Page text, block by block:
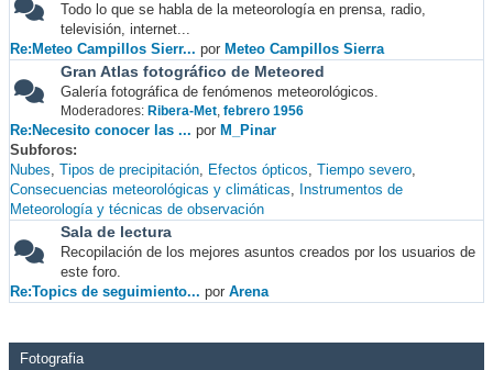
Todo lo que se habla de la meteorología en prensa, radio,
televisión, internet...
Re:Meteo Campillos Sierr... por Meteo Campillos Sierra
Gran Atlas fotográfico de Meteored
Galería fotográfica de fenómenos meteorológicos.
Moderadores: Ribera-Met, febrero 1956
Re:Necesito conocer las ... por M_Pinar
Subforos
Nubes Tipos de precipitación Efectos ópticos Tiempo severo
Consecuencias meteorológicas y climáticas
Instrumentos de
Meteorología y técnicas de observación
Sala de lectura
Recopilación de los mejores asuntos creados por los usuarios de
este foro.
Re:Topics de seguimiento... por Arena
Fotografia